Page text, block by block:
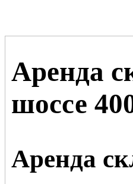
Аренда
шоссе
Аренда